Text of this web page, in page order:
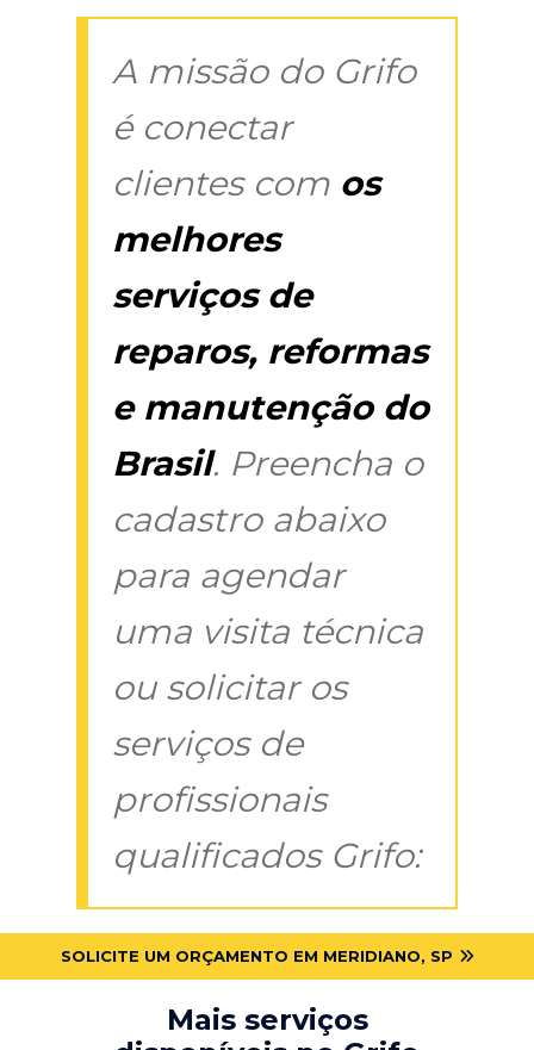
A missão do Grifo
é conectar
clientes com os
melhores
serviços de
reparos, reformas
e manutenção do
Brasil. Preencha o
cadastro abaixo
para agendar
uma visita técnica
ou solicitar os
serviços de
profissionais
qualificados Grifo:
SOLICITE UM ORÇAMENTO EM MERIDIANO, SP
Mais serviços